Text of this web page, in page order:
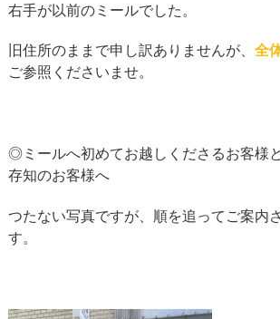
右手が以前のミールでした。
旧住所のままで申し訳ありませんが、 全
ご参照くださいませ。
◎ミールへ初めてお越しくださるお客様
存知のお客様へ
つたない写真ですが、順を追ってご案内
す。